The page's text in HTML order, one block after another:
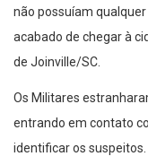
não possuíam
acabado de chegar à
de Joinville/SC.
Os Militares
entrando em contato
identificar os